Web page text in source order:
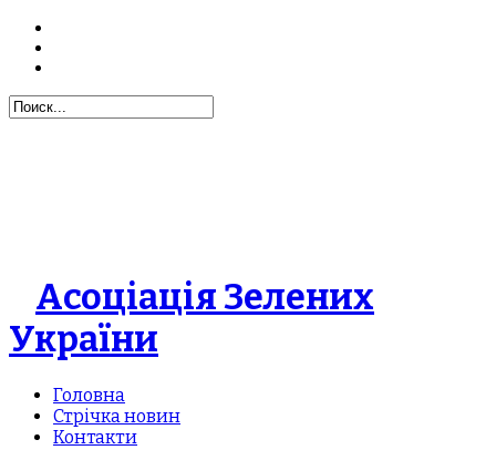
Асоціація Зелених
України
Головна
Стрічка новин
Контакти